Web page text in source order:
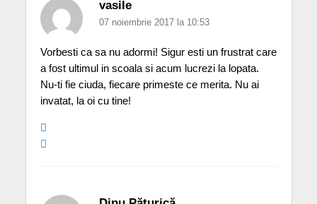
vasile
07 noiembrie 2017 la 10:53
Vorbesti ca sa nu adormi! Sigur esti un frustrat care
a fost ultimul in scoala si acum lucrezi la lopata.
Nu-ti fie ciuda, fiecare primeste ce merita. Nu ai
invatat, la oi cu tine!